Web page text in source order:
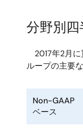
分野別四
2017年2月に
ループの主要
Non-GAAP
ベース